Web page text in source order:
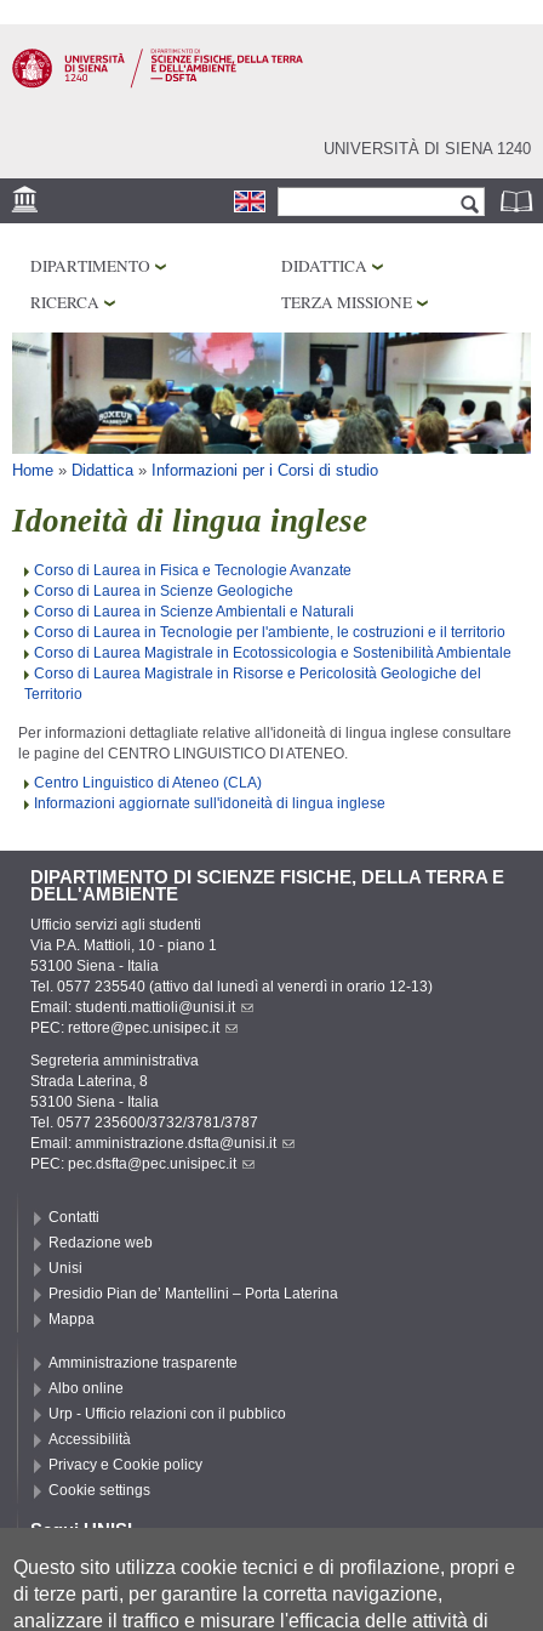
contenuto
principale
UNIVERSITÀ DI SIENA 1240
Form di ricerca
MUSEI
OSSERVATORIO
BIBLIOTECHE
SERVIZI
DIPARTIMENTO
DIDATTICA
RICERCA
TERZA MISSIONE
Tu sei qui
Home » Didattica» Informazioni per i Corsi di studio
Idoneità di lingua inglese
Corso di Laurea in Fisica e Tecnologie Avanzate
Corso di Laurea in Scienze Geologiche
Corso di Laurea in Scienze Ambientali e Naturali
Corso di Laurea in Tecnologie per l'ambiente, le costruzioni e il territorio
Corso di Laurea Magistrale in Ecotossicologia e Sostenibilità Ambientale
Corso di Laurea Magistrale in Risorse e Pericolosità Geologiche del
Territorio
Per informazioni dettagliate relative all'idoneità di lingua inglese consultare
le pagine del CENTRO LINGUISTICO DI ATENEO.
Centro Linguistico di Ateneo (CLA)
Informazioni aggiornate sull'idoneità di lingua inglese
DIPARTIMENTO DI SCIENZE FISICHE, DELLA TERRA E
DELL'AMBIENTE
Ufficio servizi agli studenti
Via P.A. Mattioli, 10 - piano 1
53100 Siena - Italia
Tel. 0577 235540 (attivo dal lunedì al venerdì in orario 12-13)
Email: studenti.mattioli@unisi.it
PEC: rettore@pec.unisipec.it
Segreteria amministrativa
Strada Laterina, 8
53100 Siena - Italia
Tel. 0577 235600/3732/3781/3787
Email: amministrazione.dsfta@unisi.it
PEC: pec.dsfta@pec.unisipec.it
Contatti
Redazione web
Unisi
Presidio Pian de’ Mantellini – Porta Laterina
Mappa
Amministrazione trasparente
Albo online
Urp - Ufficio relazioni con il pubblico
Accessibilità
Privacy e Cookie policy
Cookie settings
Segui UNISI
Segui DSFTA
Questo sito utilizza cookie tecnici e di profilazione, propri e
di terze parti, per garantire la corretta navigazione,
analizzare il traffico e misurare l'efficacia delle attività di